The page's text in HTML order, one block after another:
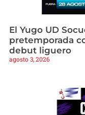
El Yugo UD
pretemporada
debut liguero
agosto 3, 2026